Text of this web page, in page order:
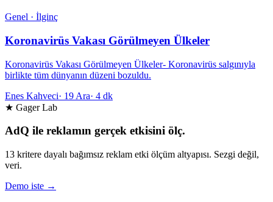
Genel · İlginç
Koronavirüs Vakası Görülmeyen Ülkeler
Koronavirüs Vakası Görülmeyen Ülkeler- Koronavirüs salgınıyla
birlikte tüm dünyanın düzeni bozuldu.
Enes Kahveci· 19 Ara· 4 dk
★ Gager Lab
AdQ ile reklamın gerçek etkisini ölç.
13 kritere dayalı bağımsız reklam etki ölçüm altyapısı. Sezgi değil,
veri.
Demo iste →